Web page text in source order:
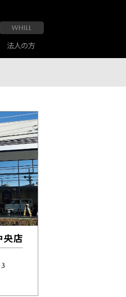
WHILL
店
店
法人の方
店